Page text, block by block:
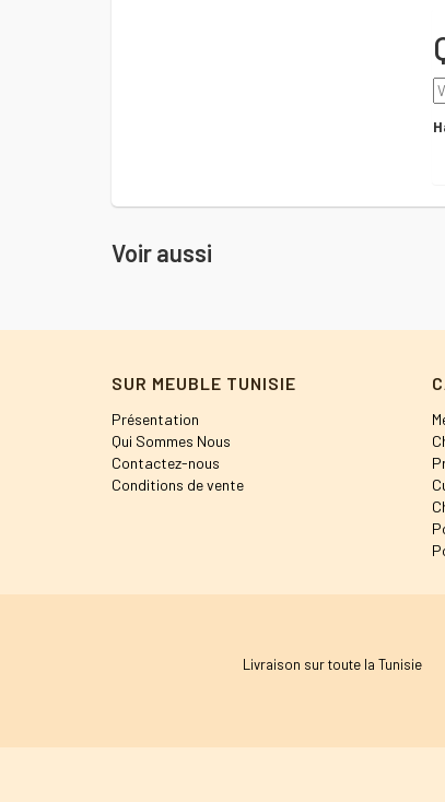
Voir aussi
SUR MEUBLE TUNISIE
Présentation
Qui Sommes Nous
Contactez-nous
Conditions de vente
Livraison sur toute la Tunisie